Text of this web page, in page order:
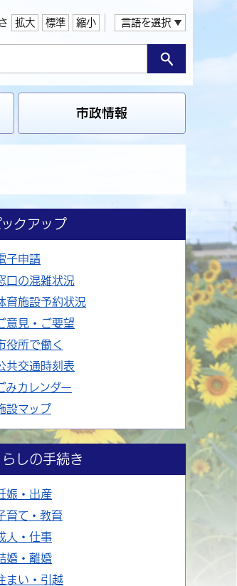
拡大 標準 縮小 言語を選択
市政情報
ックアップ
子申請
口の混雑状況
育施設予約状況
意見・ご要望
役所で働く
共交通時刻表
みカレンダー
設マップ
らしの手続き
娠・出産
育て・教育
人・仕事
婚・離婚
まい・引越